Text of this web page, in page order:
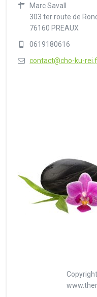
Marc Savall
303 ter route de
76160 PREAUX
0619180616
contact@cho-ku-